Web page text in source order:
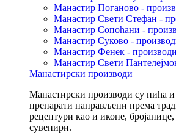
Манастир Поганово -
Манастир Свети Стефан -
Манастир Сопоћани -
Манастир Суково -
Манастир Фенек - производи
Манастир Свети
Манастирски производи
Манастирски производи су пића и
препарати направљени према
рецептури као и иконе,
сувенири.